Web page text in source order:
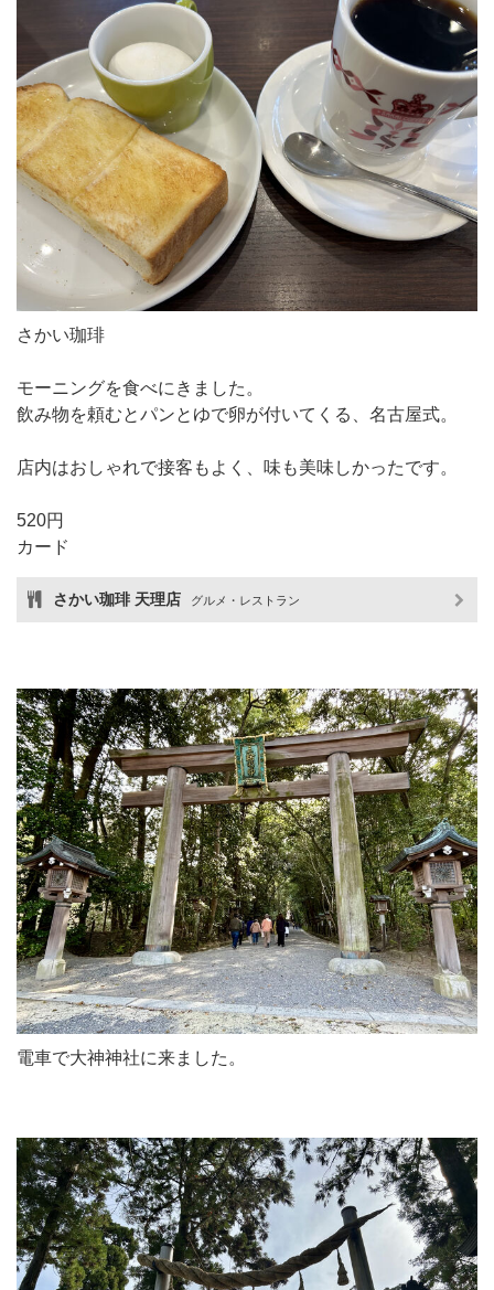
さかい珈琲
モーニングを食べにきました。
飲み物を頼むとパンとゆで卵が付いてくる、名古屋式。
店内はおしゃれで接客もよく、味も美味しかったです。
520円
カード
さかい珈琲 天理店 グルメ・レストラン
電車で大神神社に来ました。